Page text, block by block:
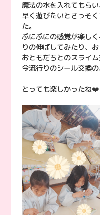
魔法の水を入れてもらい
早く遊びたいとさっそ
た。
ぷにぷにの感覚が楽し
りの伸ばしてみたり、
おともだちとのスライム
今流行りのシール交換
とっても楽しかったね❤️